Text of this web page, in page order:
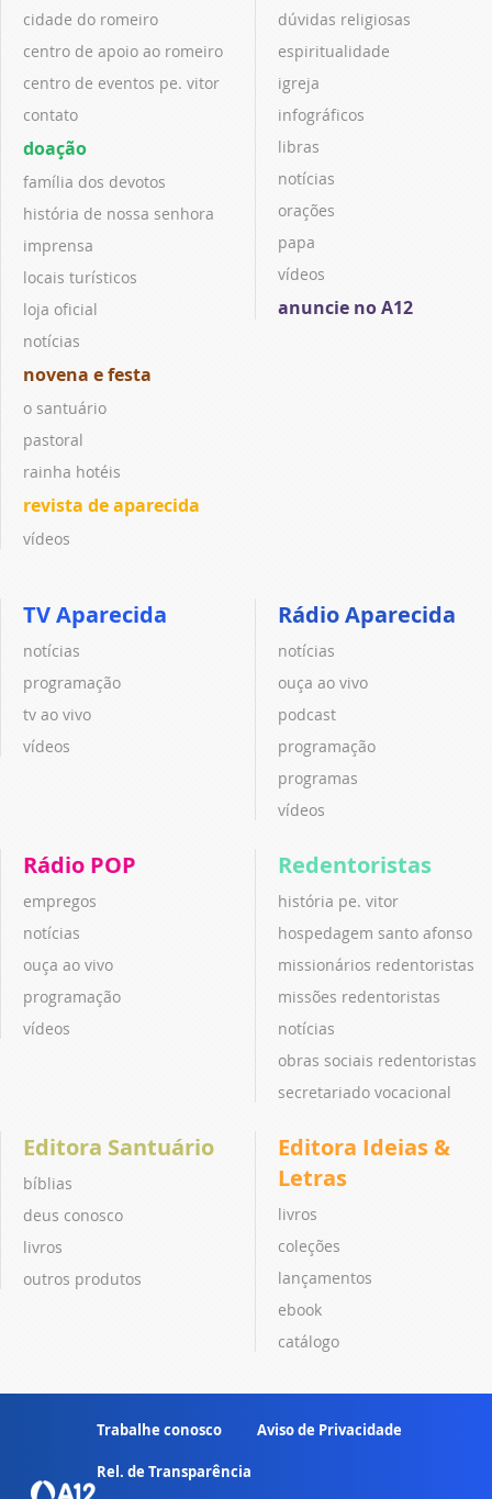
cidade do romeiro
centro de apoio ao romeiro
centro de eventos pe. vitor
contato
doação
família dos devotos
história de nossa senhora
imprensa
locais turísticos
loja oficial
notícias
novena e festa
o santuário
pastoral
rainha hotéis
revista de aparecida
vídeos
dúvidas religiosas
espiritualidade
igreja
infográficos
libras
notícias
orações
papa
vídeos
anuncie no A12
TV Aparecida
notícias
programação
tv ao vivo
vídeos
Rádio Aparecida
notícias
ouça ao vivo
podcast
programação
programas
vídeos
Rádio POP
empregos
notícias
ouça ao vivo
programação
vídeos
Redentoristas
história pe. vitor
hospedagem santo afonso
missionários redentoristas
missões redentoristas
notícias
obras sociais redentoristas
secretariado vocacional
Editora Santuário
bíblias
deus conosco
livros
outros produtos
Editora Ideias &
Letras
livros
coleções
lançamentos
ebook
catálogo
Trabalhe conosco Aviso de Privacidade
Rel. de Transparência